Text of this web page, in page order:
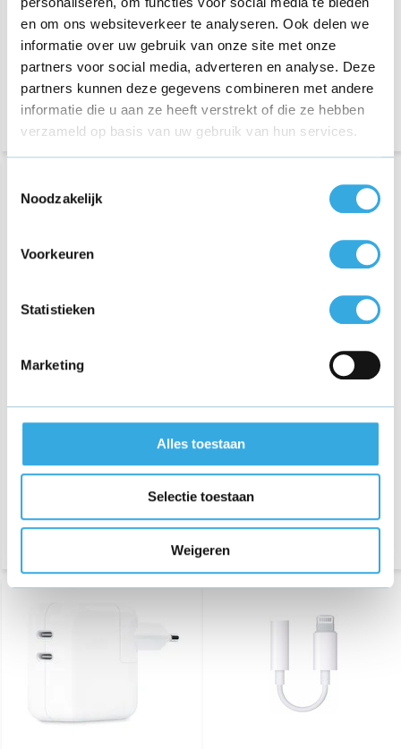
en om ons websiteverkeer te analyseren. Ook delen we
informatie over uw gebruik van onze site met onze
partners voor social media, adverteren en analyse. Deze
partners kunnen deze gegevens combineren met andere
informatie die u aan ze heeft verstrekt of die ze hebben
verzameld op basis van uw gebruik van hun services.
Noodzakelijk
Voorkeuren
Statistieken
Marketing
Alles toestaan
Selectie toestaan
Weigeren
meter
Morgen in huis
meter
€ 44,95
Morgen in huis
€ 18,75
Lengte:1 Meter
€ 24,95